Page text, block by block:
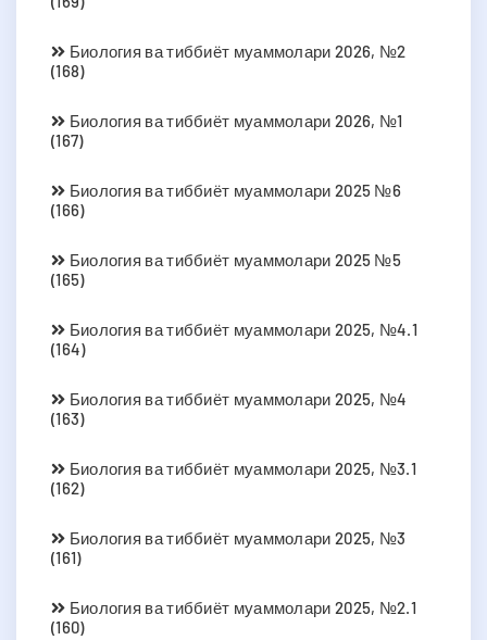
Биология ва тиббиёт муаммолари 2026, №2
(168)
Биология ва тиббиёт муаммолари 2026, №1
(167)
Биология ва тиббиёт муаммолари 2025 №6
(166)
Биология ва тиббиёт муаммолари 2025 №5
(165)
Биология ва тиббиёт муаммолари 2025, №4.1
(164)
Биология ва тиббиёт муаммолари 2025, №4
(163)
Биология ва тиббиёт муаммолари 2025, №3.1
(162)
Биология ва тиббиёт муаммолари 2025, №3
(161)
Биология ва тиббиёт муаммолари 2025, №2.1
(160)